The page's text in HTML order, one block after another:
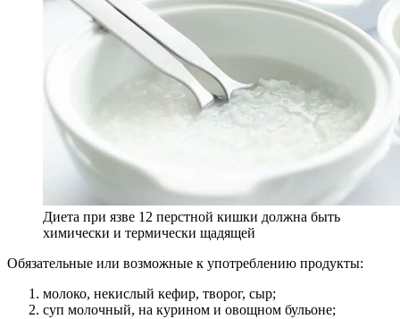
Диета при язве 12 перстной кишки должна быть
химически и термически щадящей
Обязательные или возможные к употреблению продукты:
молоко, некислый кефир, творог, сыр;
суп молочный, на курином и овощном бульоне;